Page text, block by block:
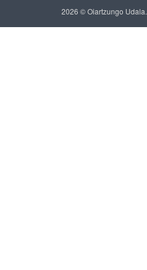
2026 © Oiartzungo Udala.